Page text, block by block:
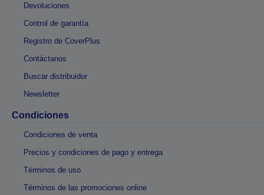
Devoluciones
Control de garantía
Registro de CoverPlus
Contáctanos
Buscar distribuidor
Newsletter
Condiciones
Condiciones de venta
Precios y condiciones de pago y entrega
Términos de uso
Términos de las promociones online